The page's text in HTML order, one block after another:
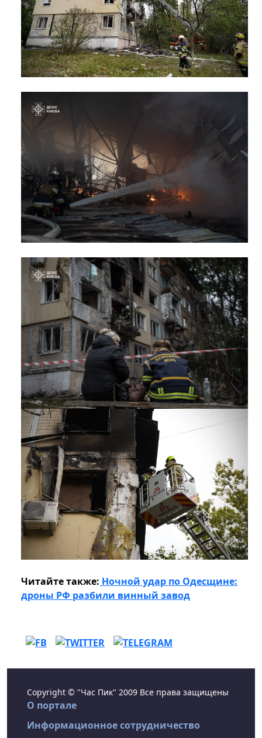
Читайте также: Ночной удар по Одесщине:
дроны РФ разбили винный завод
Copyright © "Час Пик" 2009 Все права защищены
О портале
Информационное сотрудничество